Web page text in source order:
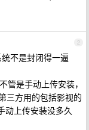
2
不是封闭得一逼
管是手动上传安装，
三方用的包括影视的
动上传安装没多久